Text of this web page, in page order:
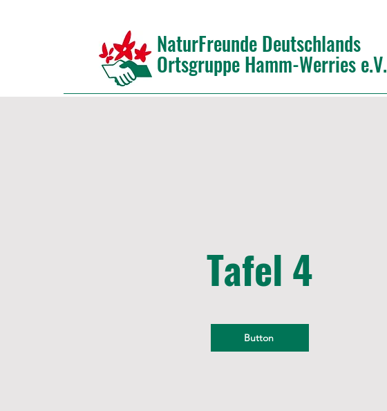
NaturFreunde Deutschlands
Ortsgruppe Hamm-Werries e.V.
Tafel 4
Button